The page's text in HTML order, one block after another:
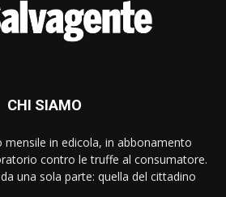
CHI SIAMO
mensile in edicola, in abbonamento
contro le truffe al consumatore.
una sola parte: quella del cittadino